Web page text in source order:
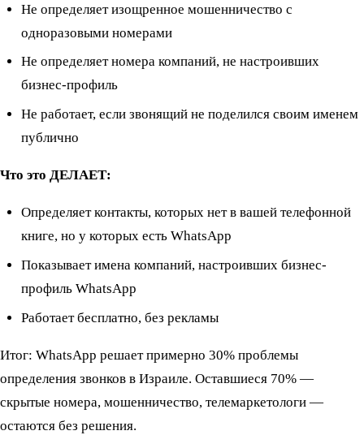
Не определяет изощренное мошенничество с
одноразовыми номерами
Не определяет номера компаний, не настроивших
бизнес-профиль
Не работает, если звонящий не поделился своим именем
публично
Что это ДЕЛАЕТ:
Определяет контакты, которых нет в вашей телефонной
книге, но у которых есть WhatsApp
Показывает имена компаний, настроивших бизнес-
профиль WhatsApp
Работает бесплатно, без рекламы
Итог: WhatsApp решает примерно 30% проблемы
определения звонков в Израиле. Оставшиеся 70% —
скрытые номера, мошенничество, телемаркетологи —
остаются без решения.